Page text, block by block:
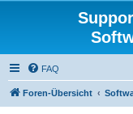
FAQ
Foren-Übersicht